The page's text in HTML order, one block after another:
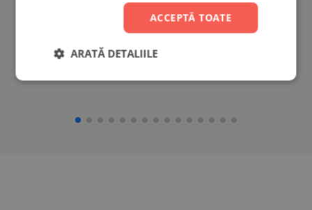
ACCEPTĂ TOATE
ARATĂ DETALIILE